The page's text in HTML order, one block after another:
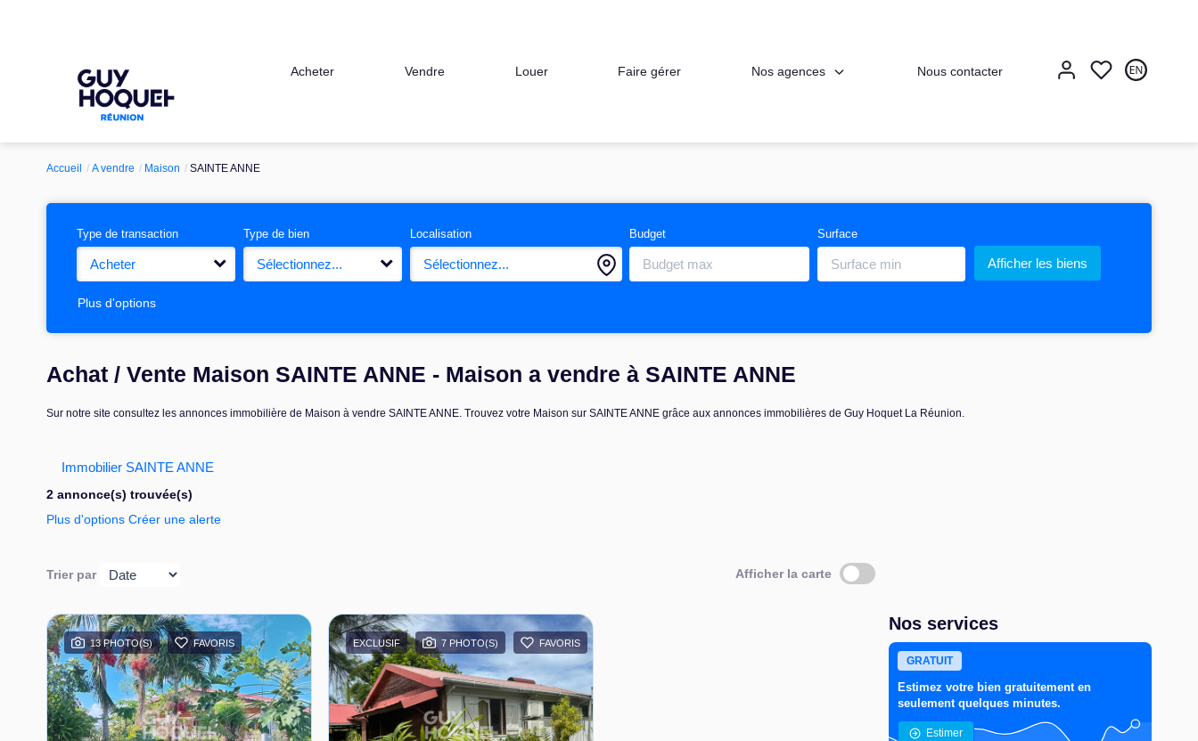
Acheter Vendre Louer Faire gérer Nos agences Nous contacter
Accueil A vendre Maison SAINTE ANNE
Type de transaction
Acheter
Type de bien
Sélectionnez...
Localisation
Sélectionnez...
Budget Surface
Plus d'options
Achat / Vente Maison SAINTE ANNE - Maison a vendre à SAINTE ANNE
Sur notre site consultez les annonces immobilière de Maison à vendre SAINTE ANNE. Trouvez votre Maison sur SAINTE ANNE grâce aux annonces immobilières de Guy Hoquet La Réunion.
Immobilier SAINTE ANNE
2 annonce(s) trouvée(s)
Plus d'options Créer une alerte
Trier par Afficher la carte
13 PHOTO(S) FAVORIS EXCLUSIF 7 PHOTO(S) FAVORIS
Nos services
GRATUIT
Estimez votre bien gratuitement en
seulement quelques minutes.
Estimer